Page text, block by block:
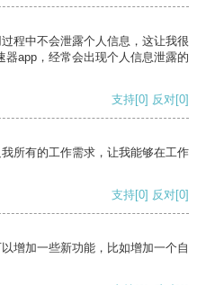
程中不会泄露个人信息，这让我很
app，经常会出现个人信息泄露的
支持[0] 反对[0]
所有的工作需求，让我能够在工作
支持[0] 反对[0]
增加一些新功能，比如增加一个自